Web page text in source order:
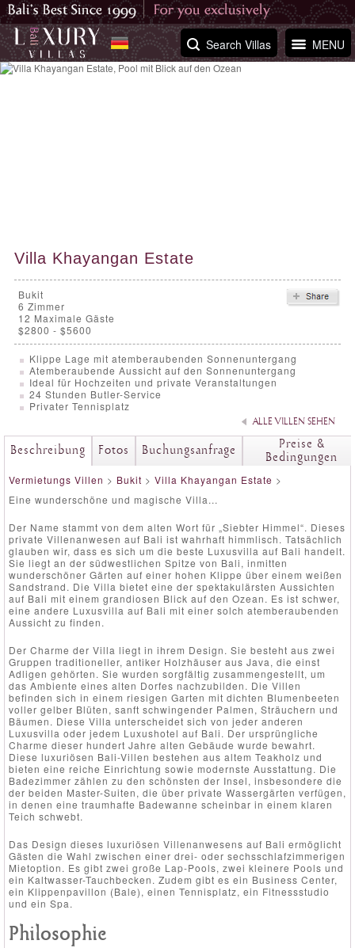
MENU
Search Villas
Villa Khayangan Estate
Bukit
6 Zimmer
12 Maximale Gäste
$2800 - $5600
Klippe Lage mit atemberaubenden Sonnenuntergang
Atemberaubende Aussicht auf den Sonnenuntergang
Ideal für Hochzeiten und private Veranstaltungen
24 Stunden Butler-Service
Privater Tennisplatz
ALLE VILLEN SEHEN
Beschreibung Fotos Buchungsanfrage
Preise &
Bedingungen
Vermietungs Villen > Bukit > Villa Khayangan Estate >
Eine wunderschöne und magische Villa...
Der Name stammt von dem alten Wort für „Siebter Himmel“. Dieses
private Villenanwesen auf Bali ist wahrhaft himmlisch. Tatsächlich
glauben wir, dass es sich um die beste Luxusvilla auf Bali handelt.
Sie liegt an der südwestlichen Spitze von Bali, inmitten
wunderschöner Gärten auf einer hohen Klippe über einem weißen
Sandstrand. Die Villa bietet eine der spektakulärsten Aussichten
auf Bali mit einem grandiosen Blick auf den Ozean. Es ist schwer,
eine andere Luxusvilla auf Bali mit einer solch atemberaubenden
Aussicht zu finden.
Der Charme der Villa liegt in ihrem Design. Sie besteht aus zwei
Gruppen traditioneller, antiker Holzhäuser aus Java, die einst
Adligen gehörten. Sie wurden sorgfältig zusammengestellt, um
das Ambiente eines alten Dorfes nachzubilden. Die Villen
befinden sich in einem riesigen Garten mit dichten Blumenbeeten
voller gelber Blüten, sanft schwingender Palmen, Sträuchern und
Bäumen. Diese Villa unterscheidet sich von jeder anderen
Luxusvilla oder jedem Luxushotel auf Bali. Der ursprüngliche
Charme dieser hundert Jahre alten Gebäude wurde bewahrt.
Diese luxuriösen Bali-Villen bestehen aus altem Teakholz und
bieten eine reiche Einrichtung sowie modernste Ausstattung. Die
Badezimmer zählen zu den schönsten der Insel, insbesondere die
der beiden Master-Suiten, die über private Wassergärten verfügen,
in denen eine traumhafte Badewanne scheinbar in einem klaren
Teich schwebt.
Das Design dieses luxuriösen Villenanwesens auf Bali ermöglicht
Gästen die Wahl zwischen einer drei- oder sechsschlafzimmerigen
Mietoption. Es gibt zwei große Lap-Pools, zwei kleinere Pools und
ein Kaltwasser-Tauchbecken. Zudem gibt es ein Business Center,
ein Klippenpavillon (Bale), einen Tennisplatz, ein Fitnessstudio
und ein Spa.
Philosophie